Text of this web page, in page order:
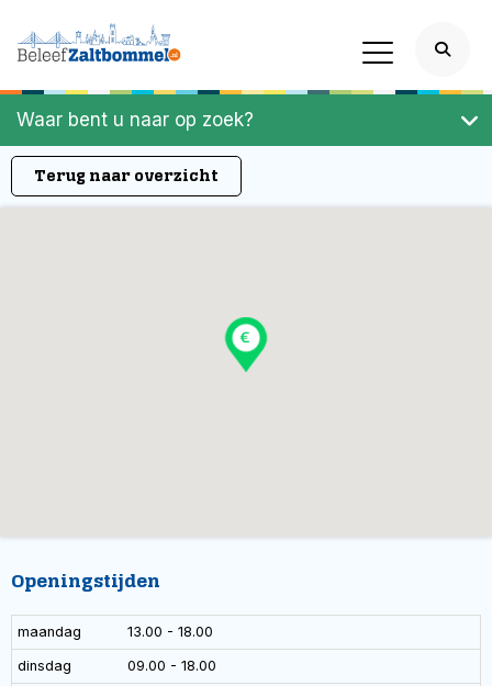
Waar bent u naar op zoek?
Terug naar overzicht
Openingstijden
maandag 13.00 - 18.00
dinsdag 09.00 - 18.00